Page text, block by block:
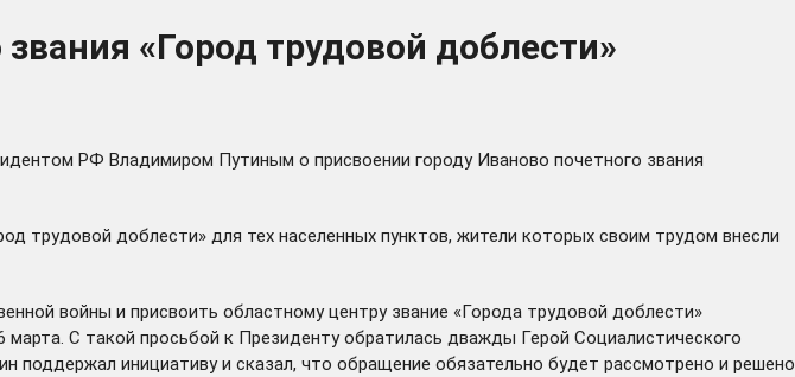
«Город трудовой доблести»
РФ Владимиром Путиным о присвоении городу Иваново почетного звания
трудовой доблести» для тех населенных пунктов, жители которых своим трудом внесли
войны и присвоить областному центру звание «Города трудовой доблести»
марта. С такой просьбой к Президенту обратилась дважды Герой Социалистического
поддержал инициативу и сказал, что обращение обязательно будет рассмотрено и решено